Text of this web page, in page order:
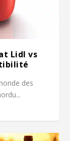
Lidl vs
des